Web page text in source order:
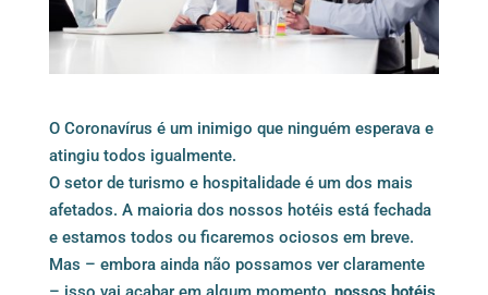
O Coronavírus é um inimigo que ninguém esperava e
atingiu todos igualmente.
O setor de turismo e hospitalidade é um dos mais
afetados. A maioria dos nossos hotéis está fechada
e estamos todos ou ficaremos ociosos em breve.
Mas – embora ainda não possamos ver claramente